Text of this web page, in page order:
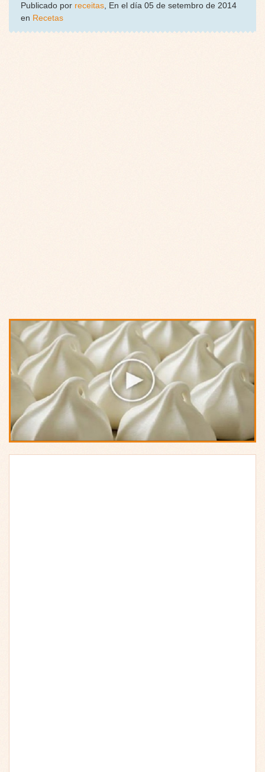
Publicado por receitas, En el día 05 de setembro de 2014
en Recetas